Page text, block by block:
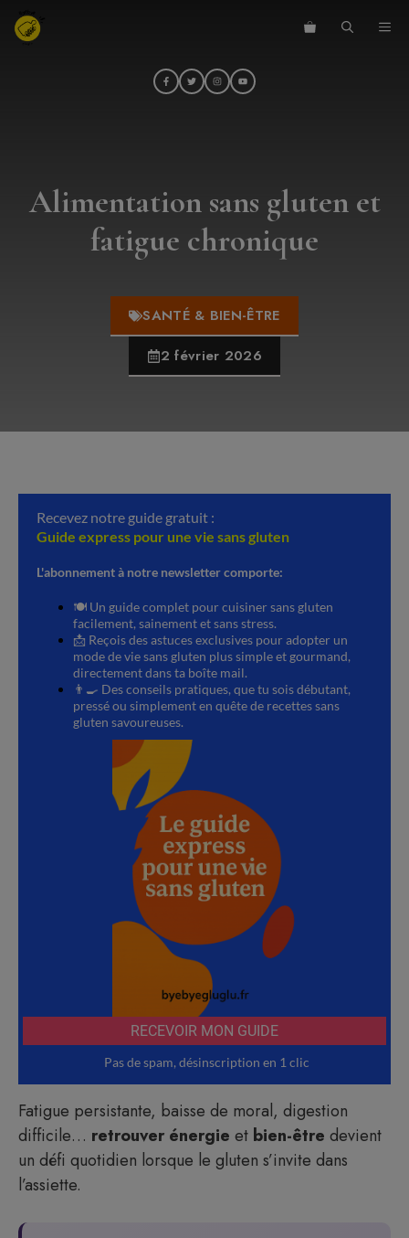
Aller
au
Alimentation sans gluten et
fatigue chronique
SANTÉ & BIEN-ÊTRE
2 février 2026
Fatigue persistante, baisse de moral, digestion
difficile… retrouver énergie et bien-être devient
un défi quotidien lorsque le gluten s’invite dans
l’assiette.